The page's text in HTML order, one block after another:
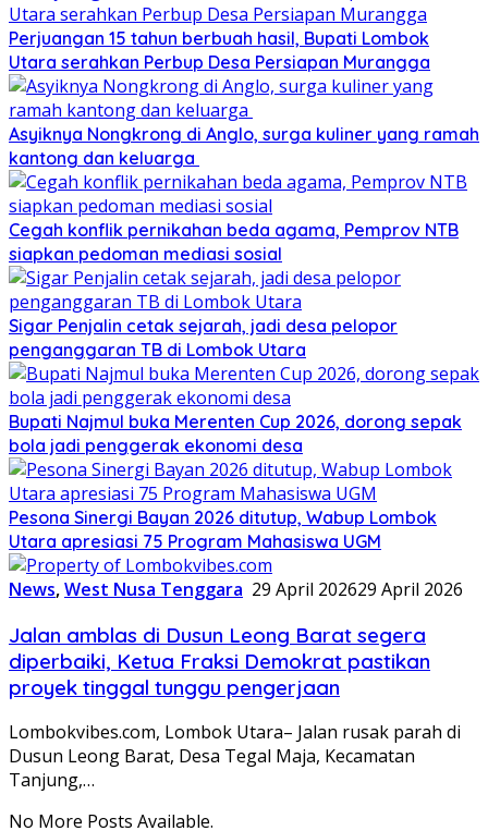
Perjuangan 15 tahun berbuah hasil, Bupati Lombok
Utara serahkan Perbup Desa Persiapan Murangga
Asyiknya Nongkrong di Anglo, surga kuliner yang ramah
kantong dan keluarga
Cegah konflik pernikahan beda agama, Pemprov NTB
siapkan pedoman mediasi sosial
Sigar Penjalin cetak sejarah, jadi desa pelopor
penganggaran TB di Lombok Utara
Bupati Najmul buka Merenten Cup 2026, dorong sepak
bola jadi penggerak ekonomi desa
Pesona Sinergi Bayan 2026 ditutup, Wabup Lombok
Utara apresiasi 75 Program Mahasiswa UGM
News,West Nusa Tenggara 29 April 202629 April 2026
Jalan amblas di Dusun Leong Barat segera
diperbaiki, Ketua Fraksi Demokrat pastikan
proyek tinggal tunggu pengerjaan
Lombokvibes.com, Lombok Utara– Jalan rusak parah di
Dusun Leong Barat, Desa Tegal Maja, Kecamatan
Tanjung,…
No More Posts Available.